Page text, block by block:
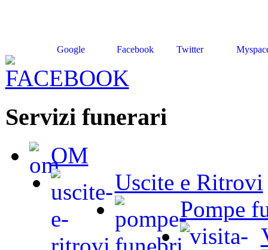
Google Facebook Twitter
Servizi funerari
OM
Uscite e Ritrovi
Pompe